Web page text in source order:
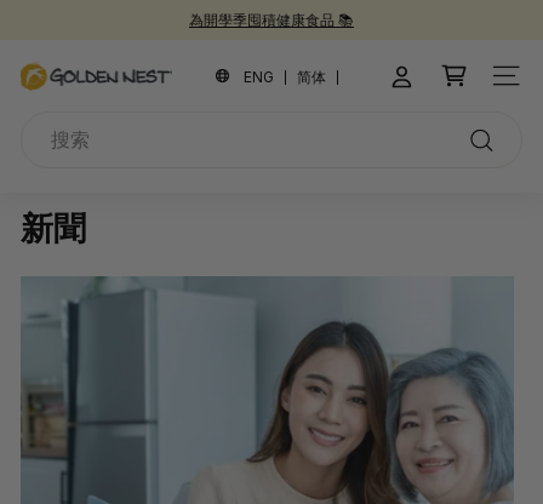
停
為開學季囤積健康食品 📚
金
ENG 简体 網站
新聞